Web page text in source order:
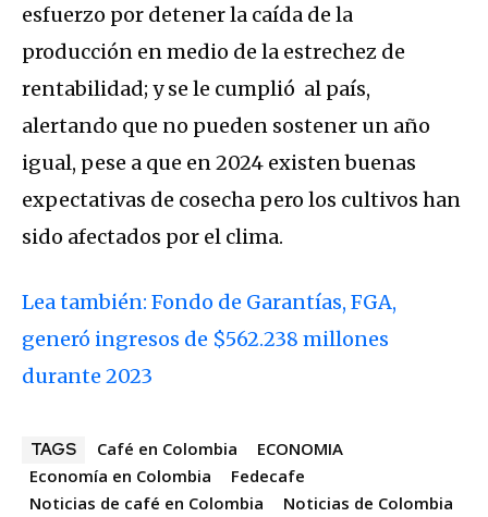
esfuerzo por detener la caída de la
producción en medio de la estrechez de
rentabilidad; y se le cumplió al país,
alertando que no pueden sostener un año
igual, pese a que en 2024 existen buenas
expectativas de cosecha pero los cultivos han
sido afectados por el clima.
Lea también: Fondo de Garantías, FGA,
generó ingresos de $562.238 millones
durante 2023
TAGS Café en Colombia
ECONOMIA
Economía en Colombia
Fedecafe
Noticias de café en Colombia
Noticias de Colombia